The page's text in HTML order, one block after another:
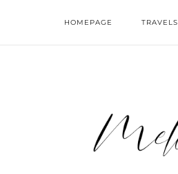
HOMEPAGE TRAVELS